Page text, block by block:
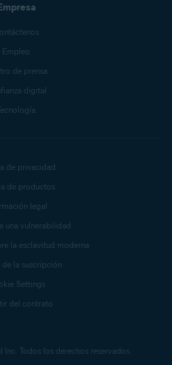
Empleo
de prensa
digital
Todos los derechos reservados.
de privacidad
de productos
legal
una vulnerabilidad
la esclavitud moderna
de la suscripción
Settings
del contrato